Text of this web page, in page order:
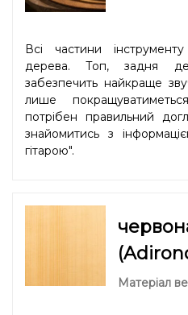
Всі частини
дерева. Топ, задня
забезпечить найкраще
лише
потрібен правильний
знайомитись з
гітарою".
Матеріал